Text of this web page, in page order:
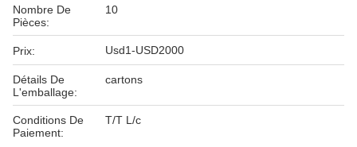
Nombre De
Pièces:
10
Prix: Usd1-USD2000
Détails De
L'emballage:
cartons
Conditions De
Paiement:
T/T L/c